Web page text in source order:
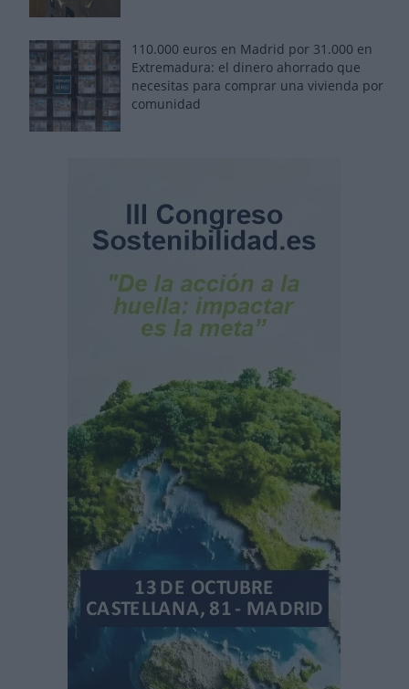
110.000 euros en Madrid por 31.000 en
Extremadura: el dinero ahorrado que
necesitas para comprar una vivienda por
comunidad